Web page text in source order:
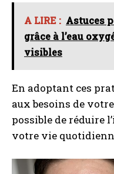
A LIRE : Naproxène
de combien de temps
A LIRE : Astuces
grâce à l’eau
visibles
En adoptant ces
aux besoins de
possible de réduire
votre vie